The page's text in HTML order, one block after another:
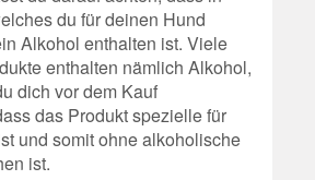
du für deinen Hund
Alkohol enthalten ist. Viele
enthalten nämlich Alkohol,
dich vor dem Kauf
das Produkt spezielle für
und somit ohne alkoholische
ist.